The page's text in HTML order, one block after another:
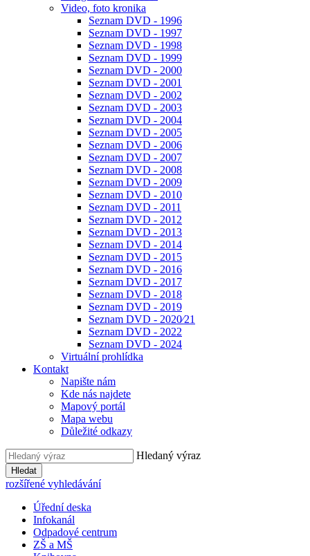
Video, foto kronika
Seznam DVD - 1996
Seznam DVD - 1997
Seznam DVD - 1998
Seznam DVD - 1999
Seznam DVD - 2000
Seznam DVD - 2001
Seznam DVD - 2002
Seznam DVD - 2003
Seznam DVD - 2004
Seznam DVD - 2005
Seznam DVD - 2006
Seznam DVD - 2007
Seznam DVD - 2008
Seznam DVD - 2009
Seznam DVD - 2010
Seznam DVD - 2011
Seznam DVD - 2012
Seznam DVD - 2013
Seznam DVD - 2014
Seznam DVD - 2015
Seznam DVD - 2016
Seznam DVD - 2017
Seznam DVD - 2018
Seznam DVD - 2019
Seznam DVD - 2020⁄21
Seznam DVD - 2022
Seznam DVD - 2024
Virtuální prohlídka
Kontakt
Napište nám
Kde nás najdete
Mapový portál
Mapa webu
Důležité odkazy
Hledaný výraz
Hledat
rozšířené vyhledávání
Úřední deska
Infokanál
Odpadové centrum
ZŠ a MŠ